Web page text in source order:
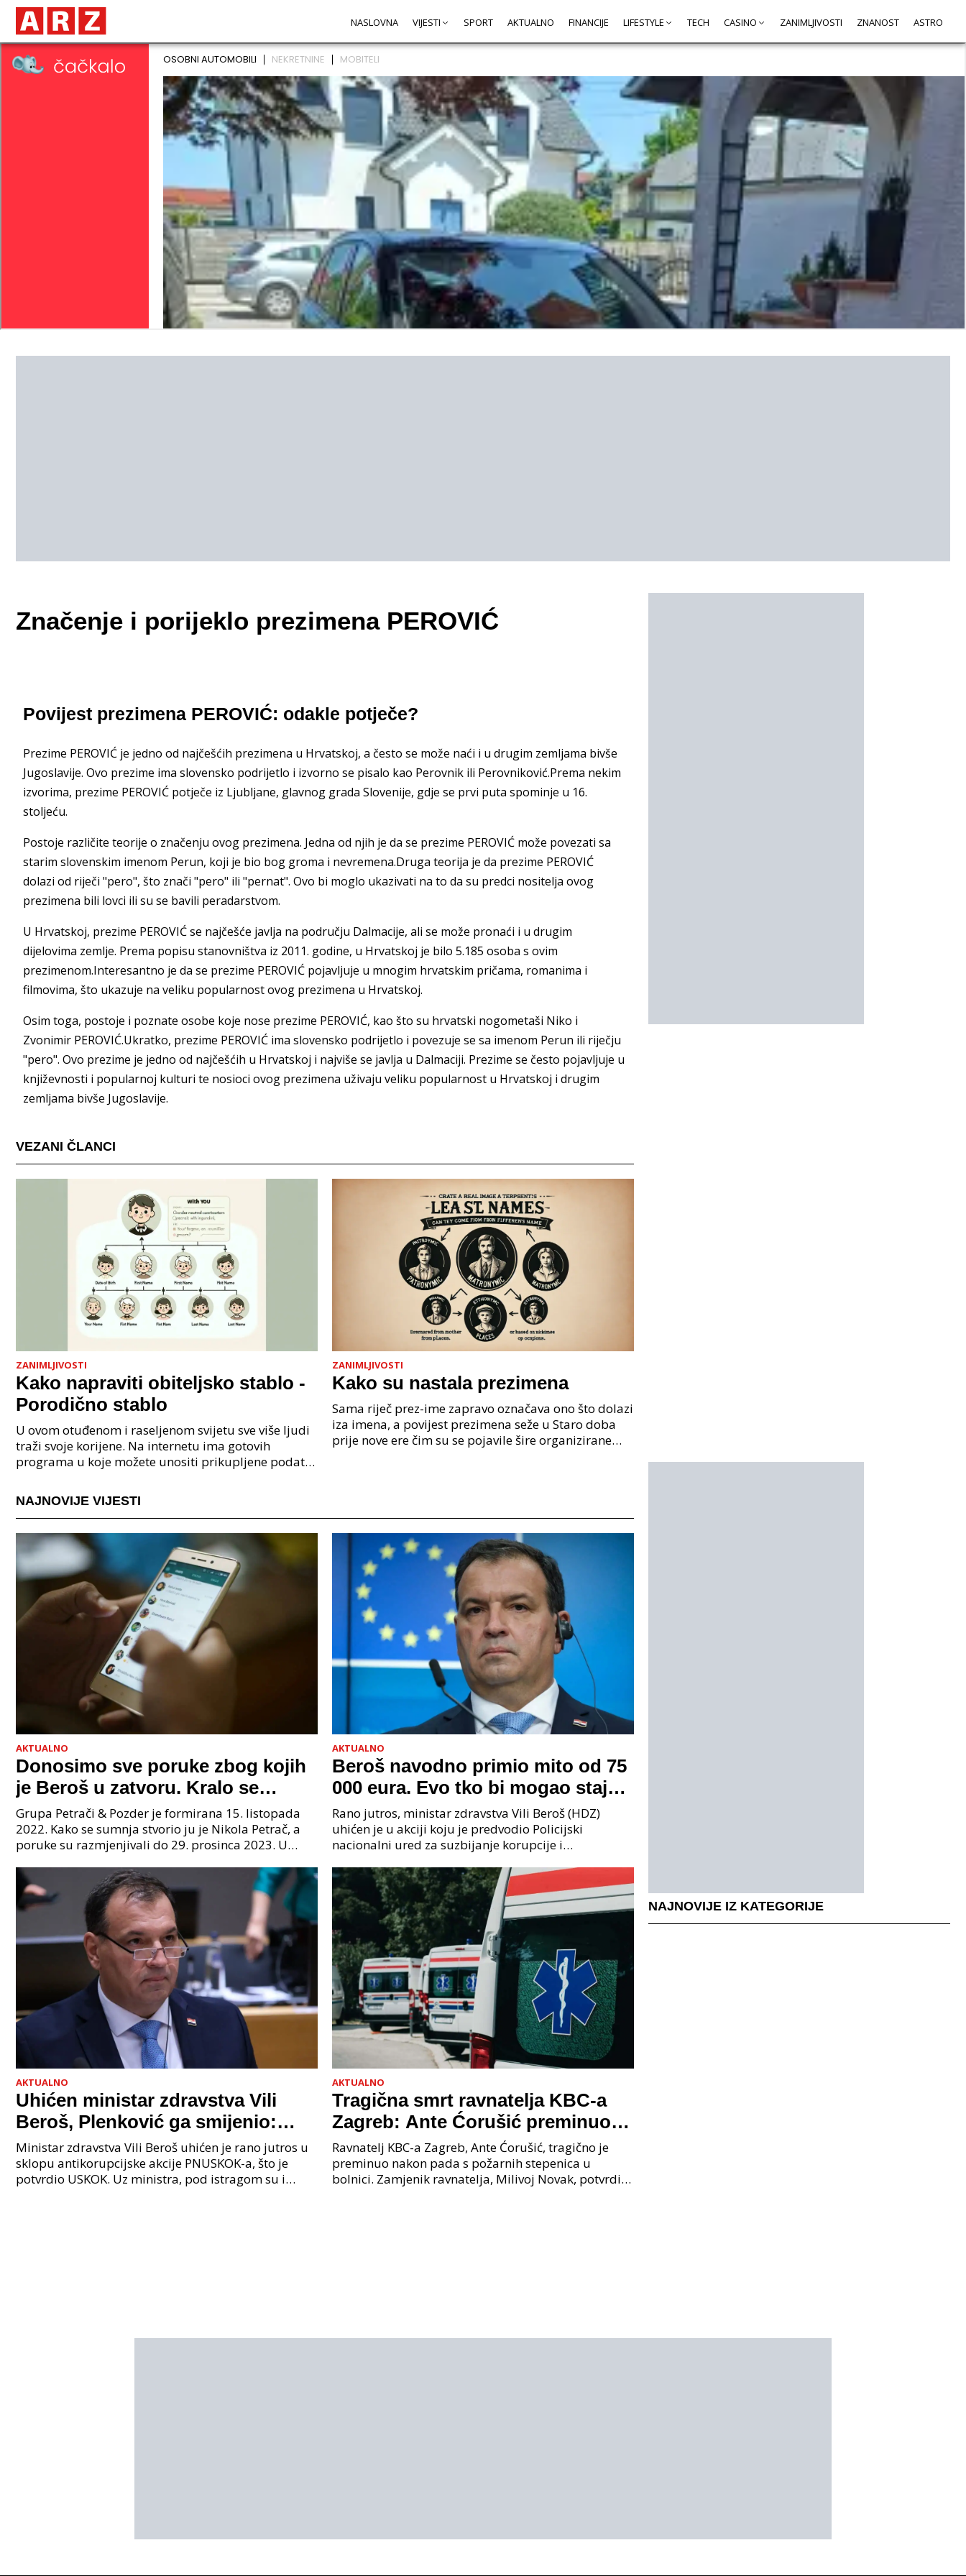
NASLOVNA VIJESTI SPORT AKTUALNO FINANCIJE LIFESTYLE TECH CASINO ZANIMLJIVOSTI ZNANOST ASTRO
Značenje i porijeklo prezimena PEROVIĆ
Povijest prezimena PEROVIĆ: odakle potječe?
Prezime PEROVIĆ je jedno od najčešćih prezimena u Hrvatskoj, a često se može naći i u drugim zemljama bivše
Jugoslavije. Ovo prezime ima slovensko podrijetlo i izvorno se pisalo kao Perovnik ili Perovniković.Prema nekim
izvorima, prezime PEROVIĆ potječe iz Ljubljane, glavnog grada Slovenije, gdje se prvi puta spominje u 16.
stoljeću.
Postoje različite teorije o značenju ovog prezimena. Jedna od njih je da se prezime PEROVIĆ može povezati sa
starim slovenskim imenom Perun, koji je bio bog groma i nevremena.Druga teorija je da prezime PEROVIĆ
dolazi od riječi "pero", što znači "pero" ili "pernat". Ovo bi moglo ukazivati na to da su predci nositelja ovog
prezimena bili lovci ili su se bavili peradarstvom.
U Hrvatskoj, prezime PEROVIĆ se najčešće javlja na području Dalmacije, ali se može pronaći i u drugim
dijelovima zemlje. Prema popisu stanovništva iz 2011. godine, u Hrvatskoj je bilo 5.185 osoba s ovim
prezimenom.Interesantno je da se prezime PEROVIĆ pojavljuje u mnogim hrvatskim pričama, romanima i
filmovima, što ukazuje na veliku popularnost ovog prezimena u Hrvatskoj.
Osim toga, postoje i poznate osobe koje nose prezime PEROVIĆ, kao što su hrvatski nogometaši Niko i
Zvonimir PEROVIĆ.Ukratko, prezime PEROVIĆ ima slovensko podrijetlo i povezuje se sa imenom Perun ili riječju
"pero". Ovo prezime je jedno od najčešćih u Hrvatskoj i najviše se javlja u Dalmaciji. Prezime se često pojavljuje u
književnosti i popularnoj kulturi te nosioci ovog prezimena uživaju veliku popularnost u Hrvatskoj i drugim
zemljama bivše Jugoslavije.
VEZANI ČLANCI
ZANIMLJIVOSTI
Kako napraviti obiteljsko stablo -
Porodično stablo
U ovom otuđenom i raseljenom svijetu sve više ljudi
traži svoje korijene. Na internetu ima gotovih
programa u koje možete unositi prikupljene podatke
ZANIMLJIVOSTI
Kako su nastala prezimena
Sama riječ prez-ime zapravo označava ono što dolazi
iza imena, a povijest prezimena seže u Staro doba
prije nove ere čim su se pojavile šire organizirane
NAJNOVIJE VIJESTI
AKTUALNO
Donosimo sve poruke zbog kojih
je Beroš u zatvoru. Kralo se
godinama. Tko će iz vlade biti
sljedeći uhićen?
Grupa Petrači & Pozder je formirana 15. listopada
2022. Kako se sumnja stvorio ju je Nikola Petrač, a
poruke su razmjenjivali do 29. prosinca 2023. U
AKTUALNO
Beroš navodno primio mito od 75
000 eura. Evo tko bi mogao stajati
na čelu zločinačkog udruženja
Rano jutros, ministar zdravstva Vili Beroš (HDZ)
uhićen je u akciji koju je predvodio Policijski
nacionalni ured za suzbijanje korupcije i
priopćenju USKOK
AKTUALNO
Uhićen ministar zdravstva Vili
Beroš, Plenković ga smijenio:
Istraga USKOK-a zbog korupcije
Ministar zdravstva Vili Beroš uhićen je rano jutros u
sklopu antikorupcijske akcije PNUSKOK-a, što je
potvrdio USKOK. Uz ministra, pod istragom su i
AKTUALNO
Tragična smrt ravnatelja KBC-a
Zagreb: Ante Ćorušić preminuo
nakon pada u bolnici, policija na
mjestu događaja
Ravnatelj KBC-a Zagreb, Ante Ćorušić, tragično je
preminuo nakon pada s požarnih stepenica u
bolnici. Zamjenik ravnatelja, Milivoj Novak, potvrdio
NAJNOVIJE IZ KATEGORIJE